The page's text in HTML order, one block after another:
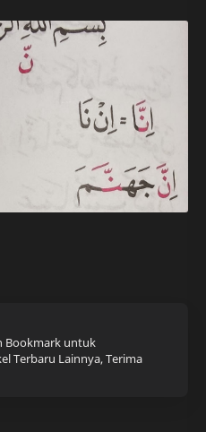
Bookmark untuk
Terbaru Lainnya, Terima